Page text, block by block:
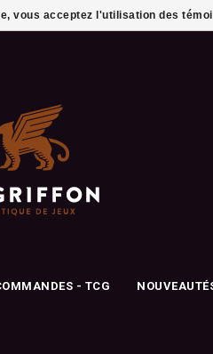
- TCG
vous acceptez l'utilisation des